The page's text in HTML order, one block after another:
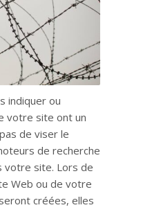
indiquer ou
votre site ont un
de viser le
de recherche
votre site. Lors de
Web ou de votre
créées, elles